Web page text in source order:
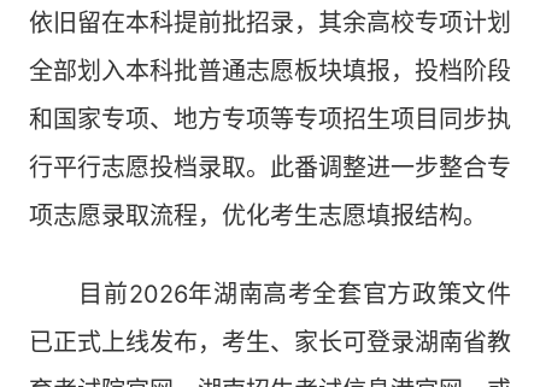
依旧留在本科提前批招录，其余高校专项计划
全部划入本科批普通志愿板块填报，投档阶段
和国家专项、地方专项等专项招生项目同步执
行平行志愿投档录取。此番调整进一步整合专
项志愿录取流程，优化考生志愿填报结构。
目前2026年湖南高考全套官方政策文件
已正式上线发布，考生、家长可登录湖南省教